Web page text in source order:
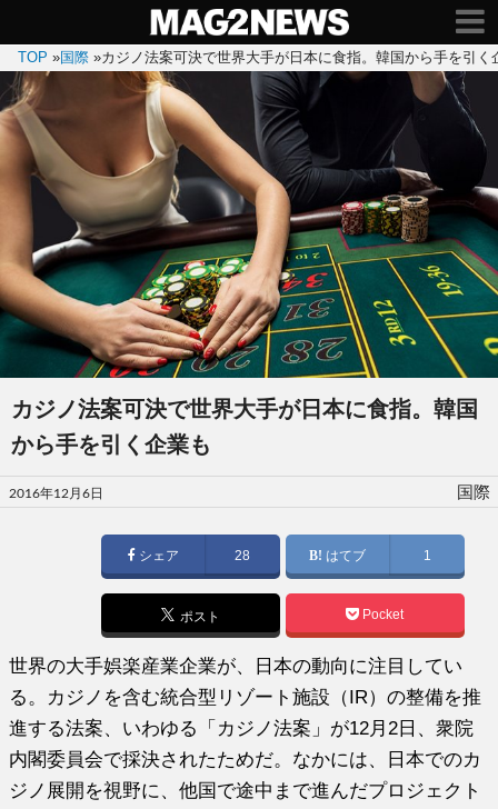
TOP »国際 »カジノ法案可決で世界大手が日本に食指。韓国から手を引く
カジノ法案可決で世界大手が日本に食指。韓国
から手を引く企業も
投
稿
2016年12月6日 国際
シェア 28 はてブ 1
ポスト Pocket
世界の大手娯楽産業企業が、日本の動向に注目してい
る。カジノを含む統合型リゾート施設（IR）の整備を推
進する法案、いわゆる「カジノ法案」が12月2日、衆院
内閣委員会で採決されたためだ。なかには、日本でのカ
ジノ展開を視野に、他国で途中まで進んだプロジェクト